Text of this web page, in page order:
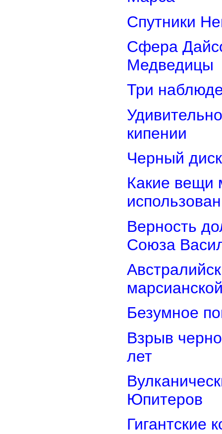
Спутники
Сфера
Медведицы
Три
кипении
Черный
Какие вещи
Верность
Союза
Безумное
Взрыв
лет
Юпитеров
Гигантские